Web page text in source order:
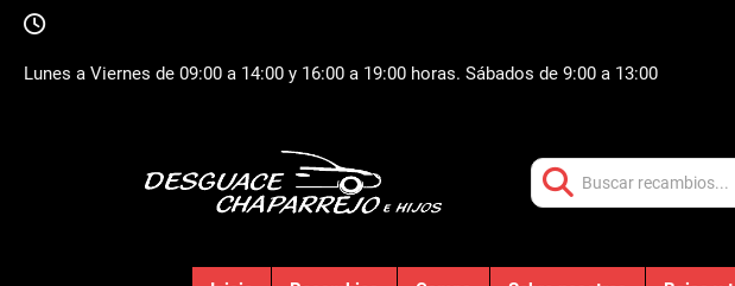
Lunes a Viernes de 09:00 a 14:00 y 16:00 a 19:00 horas. Sábados de 9:00 a 13:00